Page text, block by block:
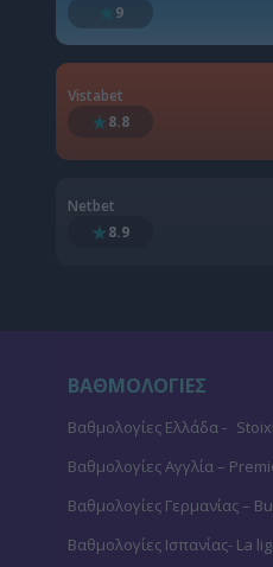
9
Vistabet
8.8
Netbet
8.9
ΒΑΘΜΟΛΟΓΙΕΣ
Βαθμολογίες Ελλάδα -
Βαθμολογίες Aγγλία –
Βαθμολογίες Γερμανίας –
Βαθμολογίες Ισπανίας- La